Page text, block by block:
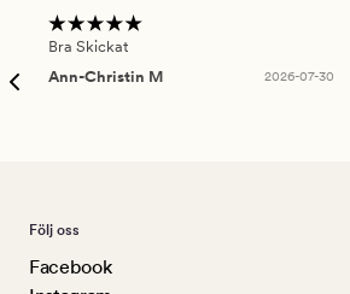
Bra Skickat
Ann-Christin M
2026-07-30
Följ oss
Facebook